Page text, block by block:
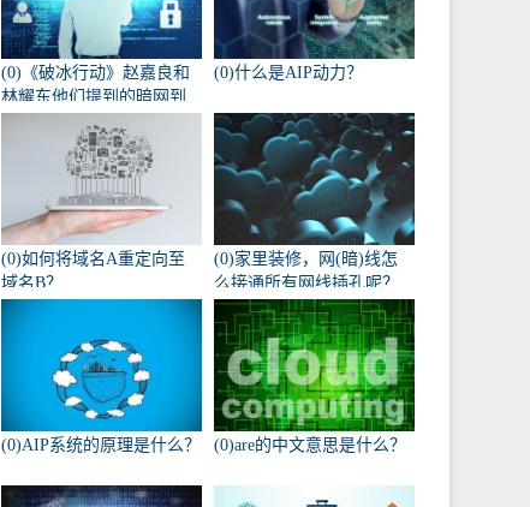
(0)《破冰行动》赵嘉良和
林耀东他们提到的暗网到
(0)什么是AIP动力？
(0)如何将域名A重定向至
域名B？
(0)家里装修，网(暗)线怎
么接通所有网线插孔呢？
(0)AIP系统的原理是什么？ (0)are的中文意思是什么？